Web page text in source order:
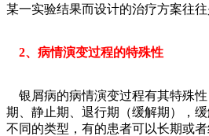
某一实验结果而设计的治疗方案往往
2、病情演变过程的特殊性
银屑病的病情演变过程有其特殊
期、静止期、退行期（缓解期），
不同的类型，有的患者可以长期或